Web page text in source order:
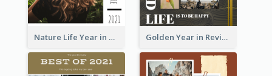
Nature Life Year in Review Photo Book Golden Year in Review Photo Book